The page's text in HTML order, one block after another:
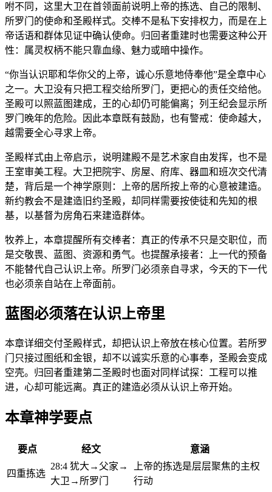
咐不同，这里大卫在首领面前说明上帝的拣选、自己的限制、
所罗门的使命和圣殿样式。交棒不是私下安排权力，而是在上
帝话语和群体见证中确认使命。归回者重建时也需要这种公开
性：属灵权柄不能只靠血缘、魅力或暗中操作。
“你当认识耶和华你父的上帝，诚心乐意地侍奉他”是全章中心
之一。大卫没有只把工程交给所罗门，更把心的责任交给他。
圣殿可以照蓝图建成，王的心却仍可能偏离；列王纪会显示所
罗门晚年的危险。因此本章既有鼓励，也有警戒：使命越大，
越需要全心寻求上帝。
圣殿样式由上帝启示，说明建殿不是艺术家自由发挥，也不是
王室审美工程。大卫把院宇、房屋、府库、器皿和班次交代清
楚，背后是一个神学原则：上帝的居所按上帝的心意被建造。
新约教会不是建造旧约圣殿，却同样需要按使徒和先知的根
基，以基督为房角石来建造群体。
牧养上，本章提醒所有交棒者：真正的传承不只是交职位，而
是交敬畏、蓝图、资源和勇气。也提醒承接者：上一代的预备
不能替代自己认识上帝。所罗门必须亲自寻求，今天的下一代
也必须亲自站在上帝面前。
蓝图必须落在认识上帝里
本章详细交付圣殿样式，却把认识上帝放在核心位置。若所罗
门只接过图纸和金银，却不以诚实乐意的心事奉，圣殿会变成
空壳。归回者重建第二圣殿时也面对同样试探：工程可以推
进，心却可能远离。真正的建造必须从认识上帝开始。
本章神学要点
要点 经文 意涵
四重拣选
28:4 犹大→父家→
大卫→所罗门
上帝的拣选是层层聚焦的主权
行动